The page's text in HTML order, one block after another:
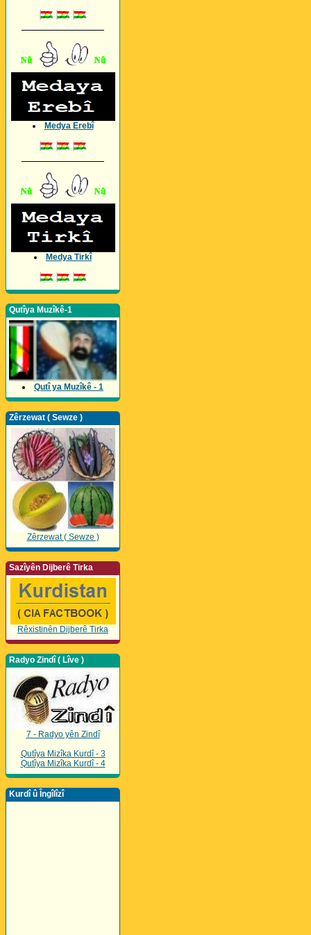
Medya Erebî
Medya Tirkî
Qutîya Muzîkê-1
Qutî ya Muzîkê - 1
Zêrzewat ( Sewze )
Zêrzewat ( Sewze )
Sazîyên Dijberê Tirka
Rêxistinên Dijberê Tirka
Radyo Zindî ( Lîve )
7 - Radyo yên Zindî
Qutîya Mizîka Kurdî - 3
Qutîya Mizîka Kurdî - 4
Kurdî û Îngîlîzî